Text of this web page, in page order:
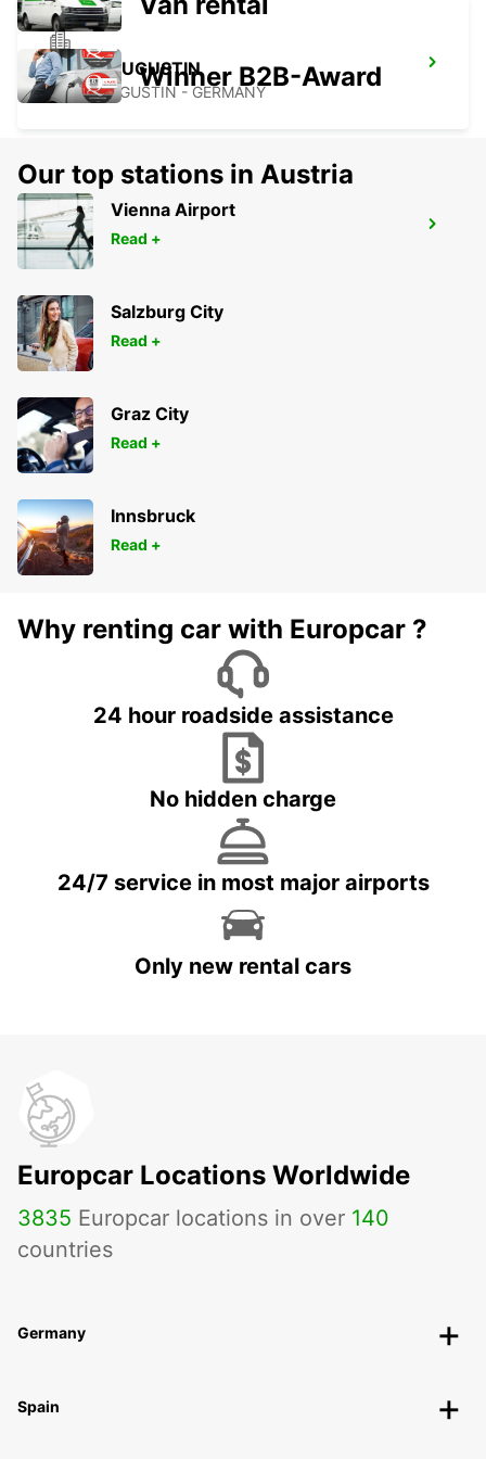
SANKT AUGUSTIN
SANKT AUGUSTIN - GERMANY
ISERLOHN
ISERLOHN LETMATHE - GERMANY
Winner B2B-Award
Our top stations in Austria
Vienna Airport
Read +
Salzburg City
Read +
Graz City
Read +
Innsbruck
Read +
Why renting car with Europcar ?
24 hour roadside assistance
No hidden charge
24/7 service in most major airports
Only new rental cars
Europcar Locations Worldwide
3835 Europcar locations in over 140
countries
Germany
Spain